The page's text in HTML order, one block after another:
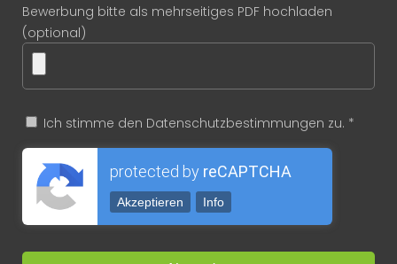
Bewerbung bitte als mehrseitiges PDF hochladen
(optional)
Ich stimme den Datenschutzbestimmungen zu. *
protected by reCAPTCHA
Akzeptieren Info